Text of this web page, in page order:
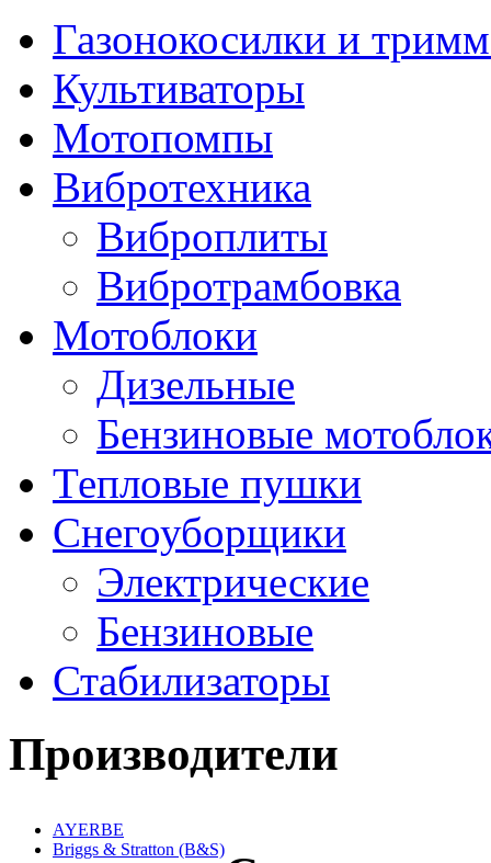
Газонокосилки и
Культиваторы
Мотопомпы
Вибротехника
Виброплиты
Вибротрамбовка
Мотоблоки
Дизельные
Бензиновые
Тепловые пушки
Снегоуборщики
Электрические
Бензиновые
Стабилизаторы
Производители
AYERBE
Briggs & Stratton (B&S)